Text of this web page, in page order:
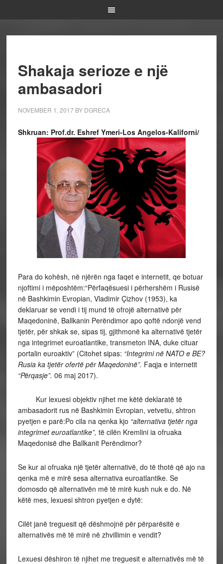
Shakaja serioze e një
ambasadori
NOVEMBER 1, 2017BY DGRECA
Shkruan: Prof.dr. Eshref Ymeri-Los Angelos-Kaliforni/
Para do kohësh, në njërën nga faqet e internetit, qe botuar
njoftimi i mëposhtëm:“Përfaqësuesi i përhershëm i Rusisë
në Bashkimin Evropian, Vladimir Çizhov (1953), ka
deklaruar se vendi i tij mund të ofrojë alternativë për
Maqedoninë, Ballkanin Perëndimor apo qoftë ndonjë vend
tjetër, për shkak se, sipas tij, gjithmonë ka alternativë tjetër
nga integrimet euroatlantike, transmeton INA, duke cituar
portalin euroaktiv” (Citohet sipas: “Integrimi në NATO e BE?
Rusia ka tjetër ofertë për Maqedoninë”. Faqja e internetit
“Përqasje”. 06 maj 2017).
Kur lexuesi objektiv njihet me këtë deklaratë të
ambasadorit rus në Bashkimin Evropian, vetvetiu, shtron
pyetjen e parë:Po cila na qenka kjo “alternativa tjetër nga
integrimet euroatlantike”, të cilën Kremlini ia ofruaka
Maqedonisë dhe Ballkanit Perëndimor?
Se kur ai ofruaka një tjetër alternativë, do të thotë që ajo na
qenka më e mirë sesa alternativa euroatlantike. Se
domosdo që alternativën më të mirë kush nuk e do. Në
këtë mes, lexuesi shtron pyetjen e dytë:
Cilët janë treguesit që dëshmojnë për përparësitë e
alternativës më të mirë në zhvillimin e vendit?
Lexuesi dëshiron të njihet me treguesit e alternativës më të